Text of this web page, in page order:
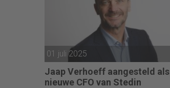
01 juli 2025
Jaap Verhoeff aangesteld als
nieuwe CFO van Stedin